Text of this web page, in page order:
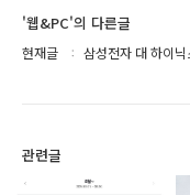
'웹&PC'의 다른글
현재글 삼성전자 대 하이
관련글